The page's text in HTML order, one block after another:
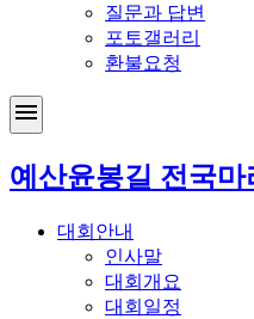
질문과 답변
포토갤러리
환불요청
menu
예산윤봉길 전국마
대회안내
인사말
대회개요
대회일정